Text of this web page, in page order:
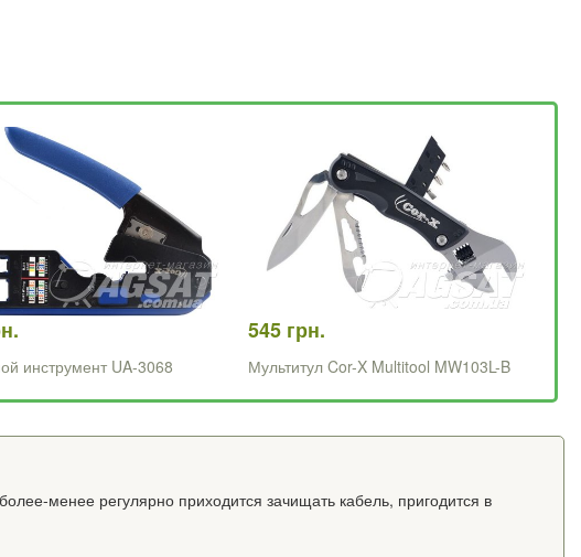
инструмент UA-3068
545 грн.
Мультитул Cor-X Multitool MW103L-B
менее регулярно приходится зачищать кабель, пригодится в